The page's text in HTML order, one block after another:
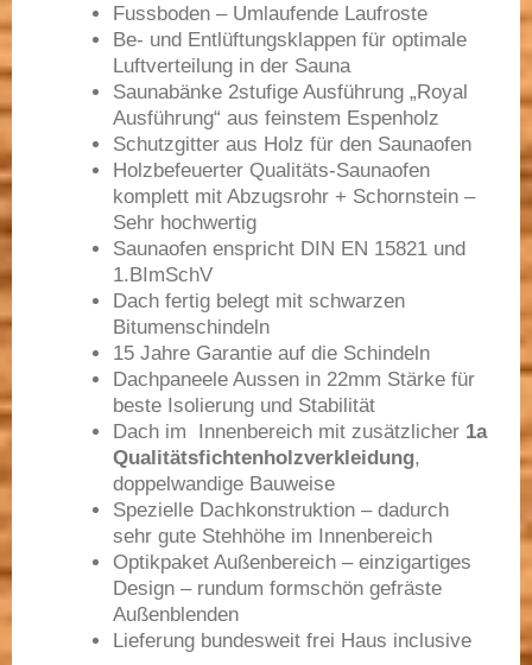
Fussboden – Umlaufende Laufroste
Be- und Entlüftungsklappen für optimale
Luftverteilung in der Sauna
Saunabänke 2stufige Ausführung „Royal
Ausführung“ aus feinstem Espenholz
Schutzgitter aus Holz für den Saunaofen
Holzbefeuerter Qualitäts-Saunaofen
komplett mit Abzugsrohr + Schornstein –
Sehr hochwertig
Saunaofen enspricht DIN EN 15821 und
1.BImSchV
Dach fertig belegt mit schwarzen
Bitumenschindeln
15 Jahre Garantie auf die Schindeln
Dachpaneele Aussen in 22mm Stärke für
beste Isolierung und Stabilität
Dach im Innenbereich mit zusätzlicher 1a
Qualitätsfichtenholzverkleidung,
doppelwandige Bauweise
Spezielle Dachkonstruktion – dadurch
sehr gute Stehhöhe im Innenbereich
Optikpaket Außenbereich – einzigartiges
Design – rundum formschön gefräste
Außenblenden
Lieferung bundesweit frei Haus inclusive